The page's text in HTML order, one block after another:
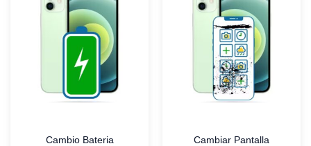
Cambio Bateria
Cambiar Pantalla